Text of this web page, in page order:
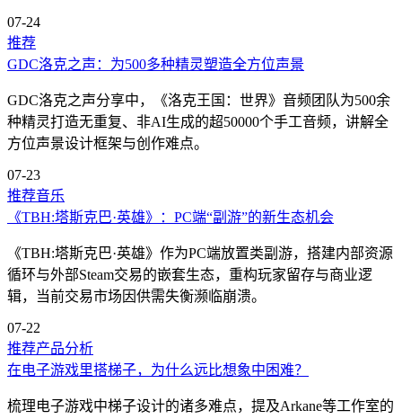
07-24
推荐
GDC洛克之声：为500多种精灵塑造全方位声景
GDC洛克之声分享中，《洛克王国：世界》音频团队为500余
种精灵打造无重复、非AI生成的超50000个手工音频，讲解全
方位声景设计框架与创作难点。
07-23
推荐音乐
《TBH:塔斯克巴·英雄》：PC端“副游”的新生态机会
《TBH:塔斯克巴·英雄》作为PC端放置类副游，搭建内部资源
循环与外部Steam交易的嵌套生态，重构玩家留存与商业逻
辑，当前交易市场因供需失衡濒临崩溃。
07-22
推荐产品分析
在电子游戏里搭梯子，为什么远比想象中困难？
梳理电子游戏中梯子设计的诸多难点，提及Arkane等工作室的